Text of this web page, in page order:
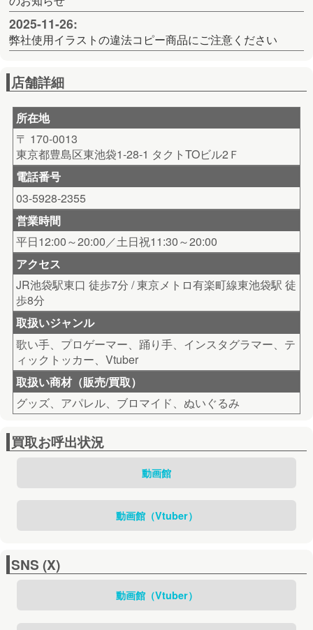
2025-11-26:
弊社使用イラストの違法コピー商品にご注意ください
店舗詳細
所在地
〒 170-0013
東京都豊島区東池袋1-28-1 タクトTOビル2Ｆ
電話番号
03-5928-2355
営業時間
平日12:00～20:00／土日祝11:30～20:00
アクセス
JR池袋駅東口 徒歩7分 / 東京メトロ有楽町線東池袋駅 徒
歩8分
取扱いジャンル
歌い手、プロゲーマー、踊り手、インスタグラマー、テ
ィックトッカー、Vtuber
取扱い商材（販売/買取）
グッズ、アパレル、ブロマイド、ぬいぐるみ
買取お呼出状況
動画館
動画館（Vtuber）
SNS (X)
動画館（Vtuber）